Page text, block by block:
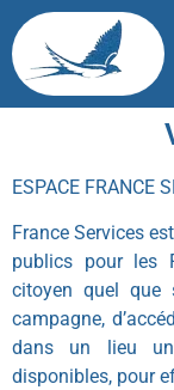
ESPACE FRANCE
France Services
publics pour les
citoyen quel
campagne,
dans un lieu
disponibles, pour